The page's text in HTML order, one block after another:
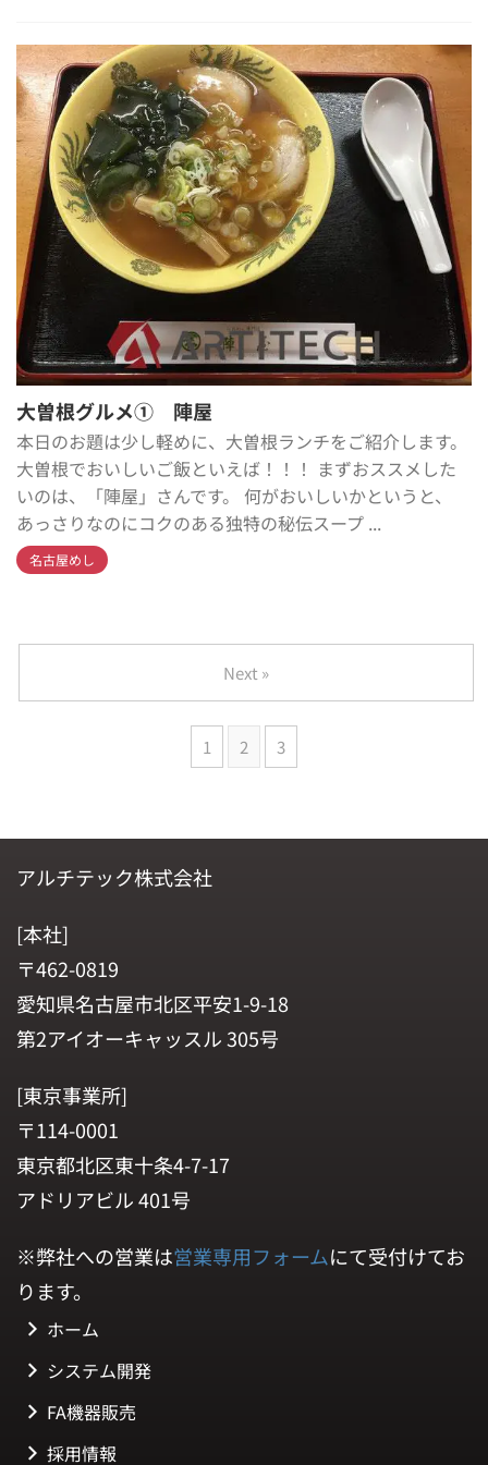
大曽根グルメ① 陣屋
本日のお題は少し軽めに、大曽根ランチをご紹介します。
大曽根でおいしいご飯といえば！！！ まずおススメした
いのは、「陣屋」さんです。 何がおいしいかというと、
あっさりなのにコクのある独特の秘伝スープ ...
名古屋めし
1 2 3
Next »
アルチテック株式会社
[本社]
〒462-0819
愛知県名古屋市北区平安1-9-18
第2アイオーキャッスル 305号
[東京事業所]
〒114-0001
東京都北区東十条4-7-17
アドリアビル 401号
※弊社への営業は営業専用フォームにて受付けてお
ります。
ホーム
システム開発
FA機器販売
採用情報